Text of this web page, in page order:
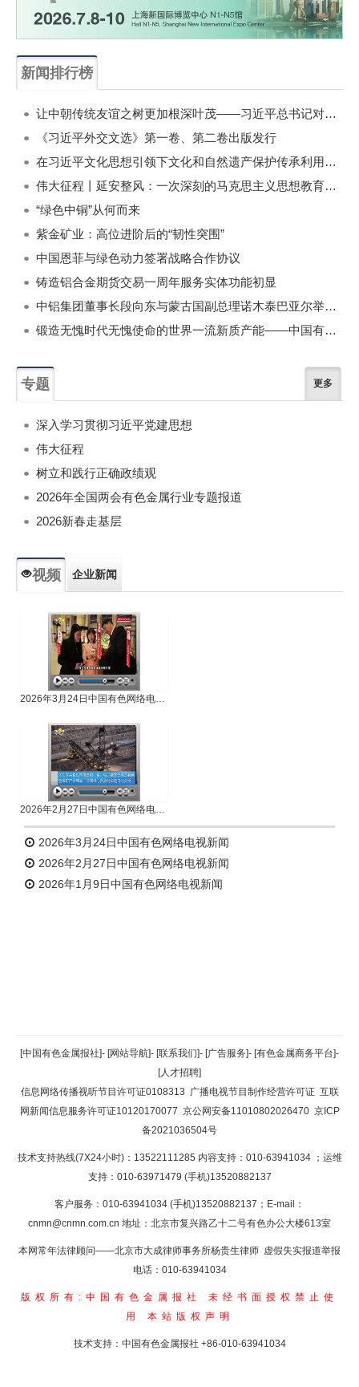
新闻排行榜
让中朝传统友谊之树更加根深叶茂——习近平总书记对朝鲜进行国事访问纪实
《习近平外交文选》第一卷、第二卷出版发行
在习近平文化思想引领下文化和自然遗产保护传承利用工作开创新局面
伟大征程丨延安整风：一次深刻的马克思主义思想教育运动
“绿色中铜”从何而来
紫金矿业：高位进阶后的“韧性突围”
中国恩菲与绿色动力签署战略合作协议
铸造铝合金期货交易一周年服务实体功能初显
中铝集团董事长段向东与蒙古国副总理诺木泰巴亚尔举行会谈
锻造无愧时代无愧使命的世界一流新质产能——中国有色金属工业的战略应对与破局之道（二）
专题 更多
深入学习贯彻习近平党建思想
伟大征程
树立和践行正确政绩观
2026年全国两会有色金属行业专题报道
2026新春走基层
视频 企业新闻
2026年3月24日中国有色网络电视新闻
2026年2月27日中国有色网络电视新闻
2026年3月24日中国有色网络电视新闻
2026年2月27日中国有色网络电视新闻
2026年1月9日中国有色网络电视新闻
返回顶部
返回首页
[中国有色金属报社]- [网站导航]- [联系我们]- [广告服务]- [有色金属商务平台]-
[人才招聘]
信息网络传播视听节目许可证0108313 广播电视节目制作经营许可证 互联
网新闻信息服务许可证10120170077 京公网安备11010802026470 京ICP
备2021036504号
技术支持热线(7X24小时)：13522111285 内容支持：010-63941034 ；运维
支持：010-63971479 (手机)13520882137
客户服务：010-63941034 (手机)13520882137；E-mail：
cnmn@cnmn.com.cn 地址：北京市复兴路乙十二号有色办公大楼613室
本网常年法律顾问——北京市大成律师事务所杨贵生律师 虚假失实报道举报
电话：010-63941034
版权所有:中国有色金属报社
未经书面授权禁止使
用 本站版权声明
技术支持：中国有色金属报社 +86-010-63941034